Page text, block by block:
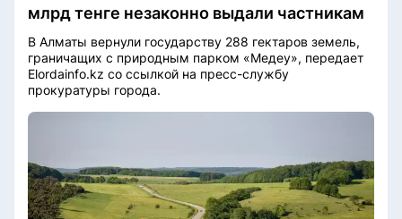
млрд тенге незаконно выдали частникам
В Алматы вернули государству 288 гектаров земель,
граничащих с природным парком «Медеу», передает
Elordainfo.kz со ссылкой на пресс-службу
прокуратуры города.